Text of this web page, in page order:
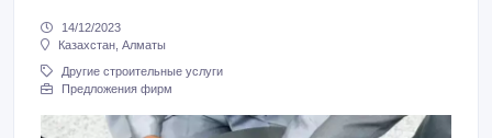
14/12/2023
Казахстан, Алматы
Другие строительные услуги
Предложения фирм